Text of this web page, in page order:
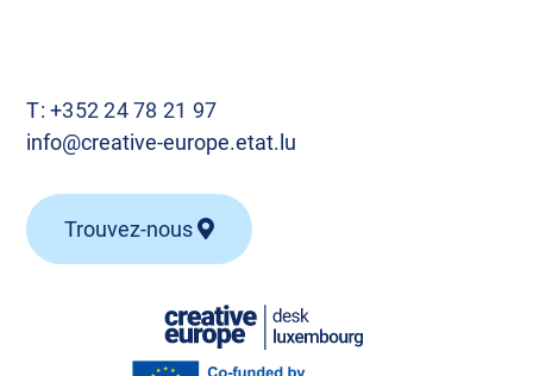
T:+352 24 78 21 97
info@creative-europe.etat.lu
Trouvez-nous